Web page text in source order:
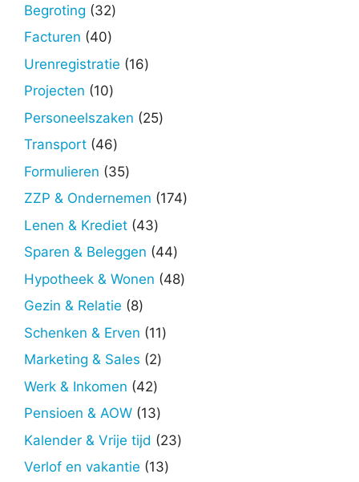
Begroting 3232
Facturen 4040
producten
Urenregistratie 1616
Projecten 1010
producten
Personeelszaken 2525
Transport 4646
producten
Formulieren 3535
producten
ZZP & Ondernemen 174174
Lenen & Krediet 4343
producten
Sparen & Beleggen 4444
producten
Hypotheek & Wonen 4848
Gezin & Relatie 88
producten
Schenken & Erven 1111
Marketing & Sales 22
Werk & Inkomen 4242
producten
Pensioen & AOW 1313
producten
Kalender & Vrije tijd 2323
Verlof en vakantie 1313